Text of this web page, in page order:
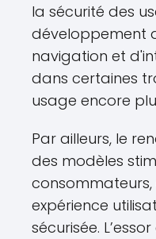
la sécurité des
développement
navigation et
dans certaines
usage encore
Par ailleurs, le
des modèles
expérience
sécurisée.